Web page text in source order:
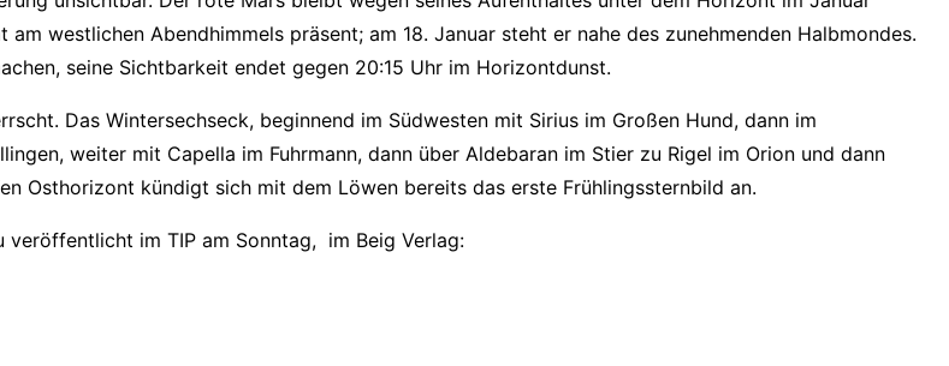
westlichen Abendhimmels präsent; am 18. Januar steht er nahe des zunehmenden Halbmondes.
seine Sichtbarkeit endet gegen 20:15 Uhr im Horizontdunst.
Das Wintersechseck, beginnend im Südwesten mit Sirius im Großen Hund, dann im
weiter mit Capella im Fuhrmann, dann über Aldebaran im Stier zu Rigel im Orion und dann
Osthorizont kündigt sich mit dem Löwen bereits das erste Frühlingssternbild an.
veröffentlicht im TIP am Sonntag, im Beig Verlag: